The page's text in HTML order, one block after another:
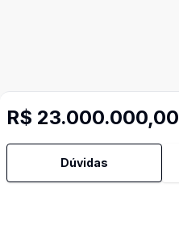
R$ 23.000.000,00
Dúvidas